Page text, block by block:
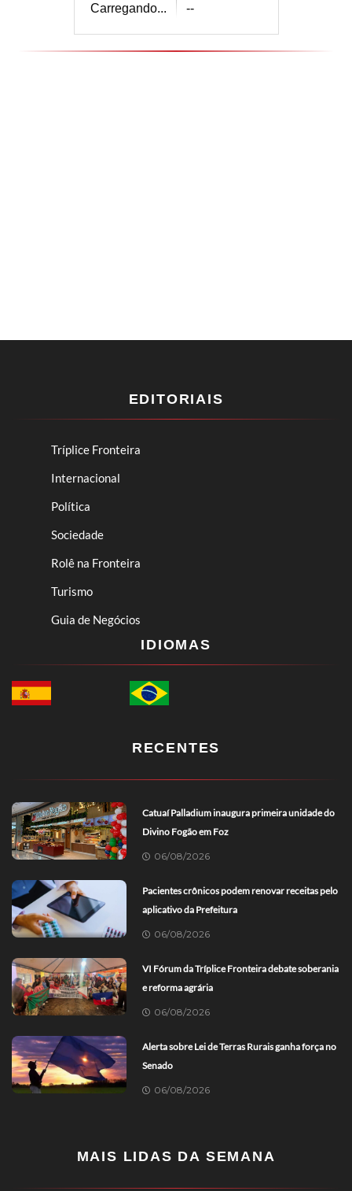
Carregando... --
EDITORIAIS
Tríplice Fronteira
Internacional
Política
Sociedade
Rolê na Fronteira
Turismo
Guia de Negócios
IDIOMAS
RECENTES
Catuaí Palladium inaugura primeira unidade do
Divino Fogão em Foz
06/08/2026
Pacientes crônicos podem renovar receitas pelo
aplicativo da Prefeitura
06/08/2026
VI Fórum da Tríplice Fronteira debate soberania
e reforma agrária
06/08/2026
Alerta sobre Lei de Terras Rurais ganha força no
Senado
06/08/2026
MAIS LIDAS DA SEMANA